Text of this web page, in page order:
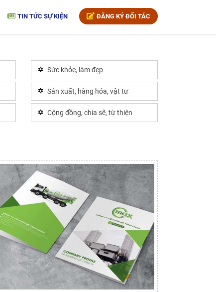
TIN TỨC SỰ KIỆN ĐĂNG KÝ ĐỐI TÁC
Sức khỏe, làm đẹp
Sản xuất, hàng hóa, vật tư
Cộng đồng, chia sẽ, từ thiện